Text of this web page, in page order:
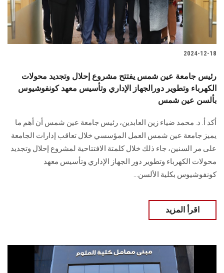
2024-12-18
رئيس جامعة عين شمس يفتتح مشروع إحلال وتجديد محولات
الكهرباء وتطوير دورالجهاز الإداري وتأسيس معهد كونفوشيوس
بألسن عين شمس
أكد أ. د. محمد ضياء زين العابدين، رئيس جامعة عين شمس أن أهم ما
يميز جامعة عين شمس العمل المؤسسي خلال تعاقب إدارات الجامعة
على مر السنين، جاء ذلك خلال كلمتة الافتتاحية لمشروع إحلال وتجديد
محولات الكهرباء وتطوير دور الجهاز الإداري وتأسيس معهد
كونفوشيوس بكلية الألسن...
اقرأ المزيد